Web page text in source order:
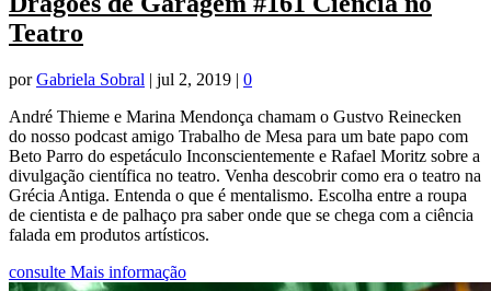
Teatro
porGabriela Sobral | jul 2, 2019 | 0
André Thieme e Marina Mendonça chamam o Gustvo Reinecken
do nosso podcast amigo Trabalho de Mesa para um bate papo com
Beto Parro do espetáculo Inconscientemente e Rafael Moritz sobre a
divulgação científica no teatro. Venha descobrir como era o teatro na
Grécia Antiga. Entenda o que é mentalismo. Escolha entre a roupa
de cientista e de palhaço pra saber onde que se chega com a ciência
falada em produtos artísticos.
consulte Mais informação